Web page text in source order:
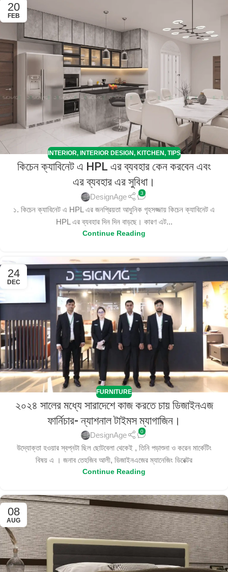
20
FEB
INTERIOR, INTERIOR DESIGN, KITCHEN, TIPS
কিচেন ক্যাবিনেট এ HPL এর ব্যবহার কেন করবেন এবং
এর ব্যবহার এর সুবিধা।
DesignAge 3
১. কিচেন ক্যাবিনেট এ HPL এর জনপ্রিয়তা আধুনিক গৃহসজ্জায় কিচেন ক্যাবিনেট এ
HPL এর ব্যবহার দিন দিন বাড়ছে। কারণ এট...
Continue Reading
24
DEC
FURNITURE
২০২৪ সালের মধ্যে সারাদেশে কাজ করতে চায় ডিজাইনএজ
ফার্নিচার- ন্যাশনাল টাইমস ম্যাগাজিন।
DesignAge 0
উদ্যোক্তা হওয়ার স্বপ্নটা ছিল ছোটবেলা থেকেই , তিনি পড়াশুনা ও করেন মার্কেটিং
বিষয় এ । জনাব তেহজিব আলী, ডিজাইনএজের ম্যানেজিং ডিরেক্টর
Continue Reading
08
AUG